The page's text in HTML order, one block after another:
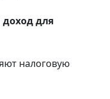
для
налоговую